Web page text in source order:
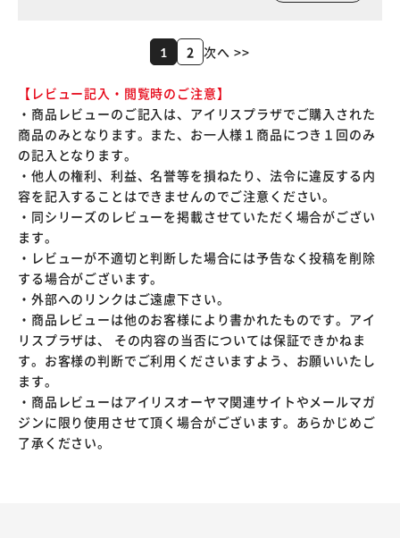
1 2 次へ >>
【レビュー記入・閲覧時のご注意】
・商品レビューのご記入は、アイリスプラザでご購入された
商品のみとなります。また、お一人様１商品につき１回のみ
の記入となります。
・他人の権利、利益、名誉等を損ねたり、法令に違反する内
容を記入することはできませんのでご注意ください。
・同シリーズのレビューを掲載させていただく場合がござい
ます。
・レビューが不適切と判断した場合には予告なく投稿を削除
する場合がございます。
・外部へのリンクはご遠慮下さい。
・商品レビューは他のお客様により書かれたものです。アイ
リスプラザは、 その内容の当否については保証できかねま
す。お客様の判断でご利用くださいますよう、お願いいたし
ます。
・商品レビューはアイリスオーヤマ関連サイトやメールマガ
ジンに限り使用させて頂く場合がございます。あらかじめご
了承ください。